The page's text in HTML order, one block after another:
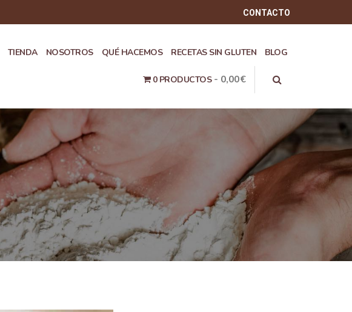
CONTACTO
TIENDA NOSOTROS QUÉ HACEMOS RECETAS SIN GLUTEN BLOG
0 PRODUCTOS 0,00€